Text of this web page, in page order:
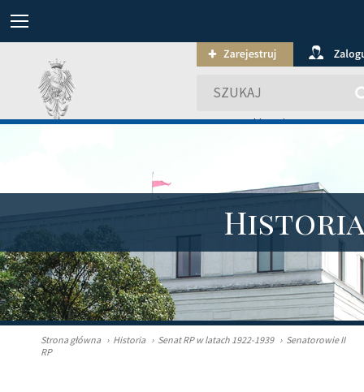
wyszukiwanie
Strona główna › Historia › Senat RP w latach 1922-1939 › Senatorowie II
RP